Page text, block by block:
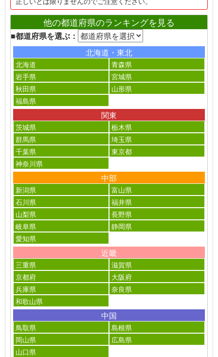
他の都道府県のランキングを見る
■都道府県を選ぶ：
北海道・東北
北海道
青森県
岩手県
宮城県
秋田県
山形県
福島県
関東
茨城県
栃木県
群馬県
埼玉県
千葉県
東京都
神奈川県
中部
新潟県
富山県
石川県
福井県
山梨県
長野県
岐阜県
静岡県
愛知県
近畿
三重県
滋賀県
京都府
大阪府
兵庫県
奈良県
和歌山県
中国
鳥取県
島根県
岡山県
広島県
山口県